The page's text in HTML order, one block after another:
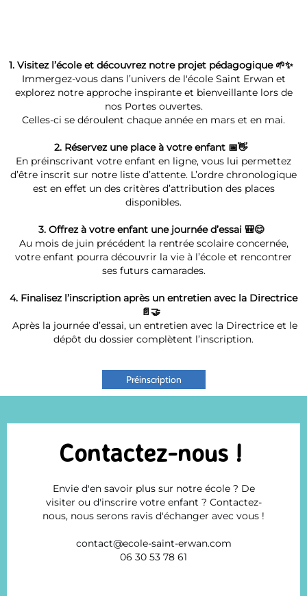
1. Visitez l’école et découvrez notre projet pédagogique 🌱✨
Immergez-vous dans l’univers de l'école Saint Erwan et
explorez notre approche inspirante et bienveillante lors de
nos Portes ouvertes.
Celles-ci se déroulent chaque année en mars et en mai.
2. Réservez une place à votre enfant 📅👋
En préinscrivant votre enfant en ligne, vous lui permettez
d’être inscrit sur notre liste d’attente. L’ordre chronologique
est en effet un des critères d’attribution des places
disponibles.
3. Offrez à votre enfant une journée d’essai 🎒😊
Au mois de juin précédent la rentrée scolaire concernée,
votre enfant pourra découvrir la vie à l’école et rencontrer
ses futurs camarades.
4. Finalisez l’inscription après un entretien avec la Directrice
📄🤝
Après la journée d’essai, un entretien avec la Directrice et le
dépôt du dossier complètent l’inscription.
Préinscription
Contactez-nous !
Envie d'en savoir plus sur notre école ? De
visiter ou d'inscrire votre enfant ? Contactez-
nous, nous serons ravis d'échanger avec vous !
contact@ecole-saint-erwan.com
06 30 53 78 61